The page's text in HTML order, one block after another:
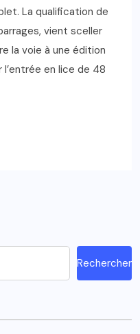
La qualification de
vient sceller
la voie à une édition
en lice de 48
Rechercher